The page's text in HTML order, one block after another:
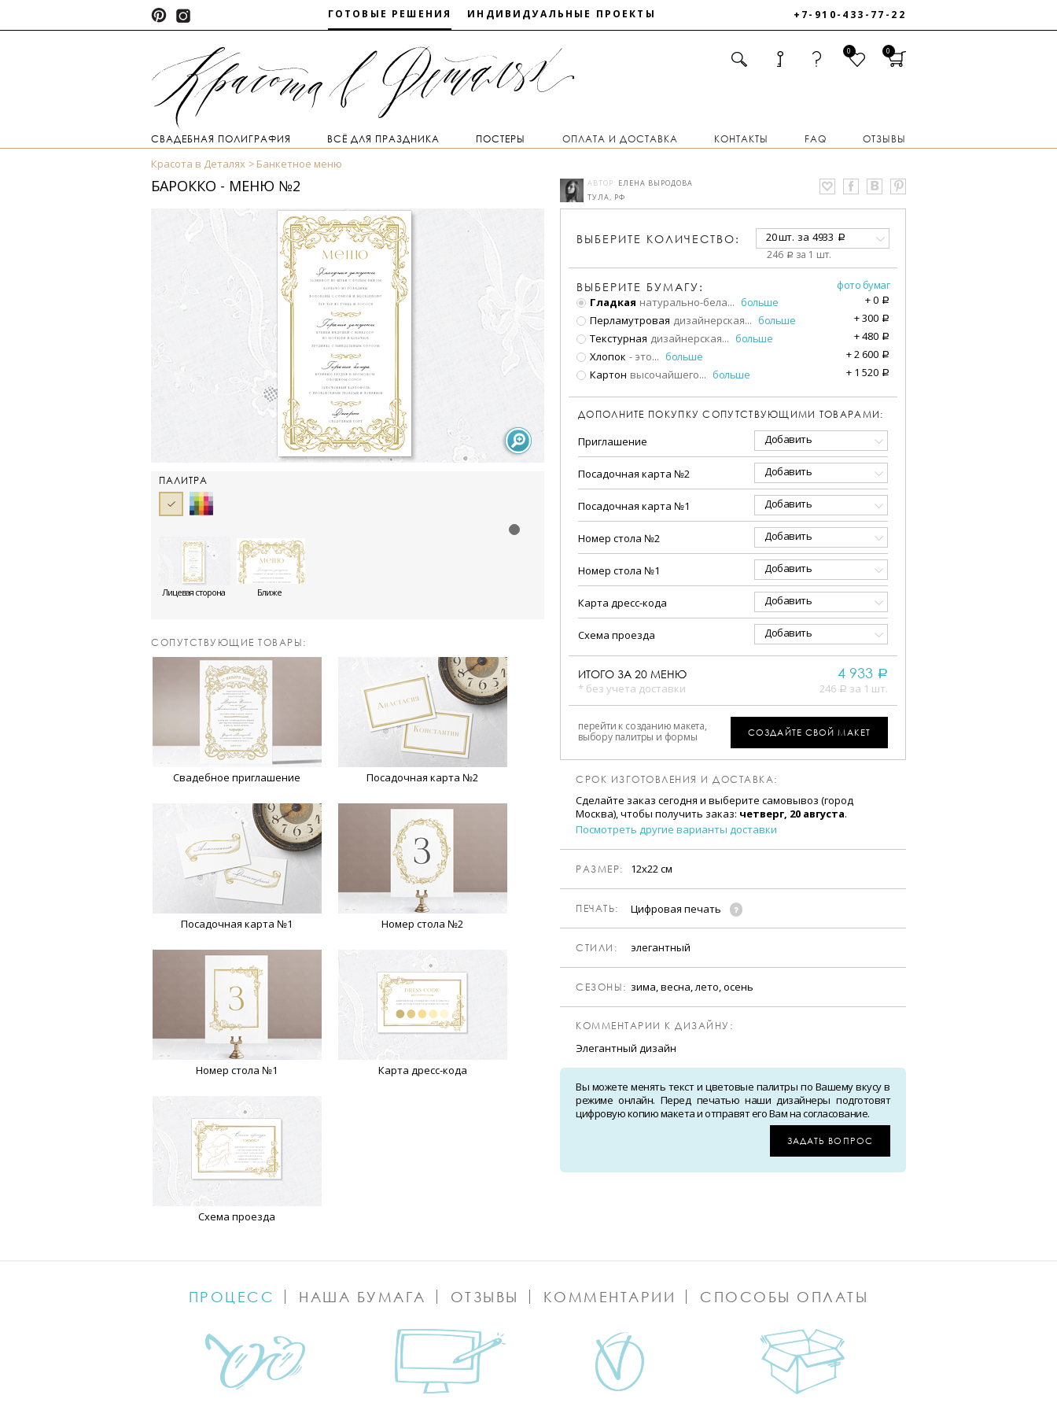
ГОТОВЫЕ РЕШЕНИЯ ИНДИВИДУАЛЬНЫЕ ПРОЕКТЫ +7-910-433-77-22
0 0
СВАДЕБНАЯ ПОЛИГРАФИЯ ВСЁ ДЛЯ ПРАЗДНИКА ПОСТЕРЫ ОПЛАТА И ДОСТАВКА КОНТАКТЫ FAQ ОТЗЫВЫ
Красота в Деталях Банкетное меню
БАРОККО - МЕНЮ №2
ПАЛИТРА
Лицевая сторона Ближе
CОПУТСТВУЮЩИЕ ТОВАРЫ:
Свадебное приглашение Посадочная карта №2
Посадочная карта №1 Номер стола №2
Номер стола №1 Карта дресс-кода
Схема проезда
АВТОР: ЕЛЕНА ВЫРОДОВА
ТУЛА, РФ
ВЫБЕРИТЕ КОЛИЧЕСТВО: 20 шт. за 4933 a
246 a за 1 шт.
ВЫБЕРИТЕ БУМАГУ:
фото бумаг
Гладкая натурально-бела... больше +0 a
Перламутровая дизайнерская... больше +300 a
Текстурная дизайнерская... больше +480 a
Хлопок - это... больше +2 600 a
Картон высочайшего... больше + 1 520 a
ДОПОЛНИТЕ ПОКУПКУ СОПУТСТВУЮЩИМИ ТОВАРАМИ:
Приглашение Добавить
Посадочная карта №2 Добавить
Посадочная карта №1 Добавить
Номер стола №2 Добавить
Номер стола №1 Добавить
Карта дресс-кода Добавить
Схема проезда Добавить
ИТОГО ЗА 20 МЕНЮ
* без учета доставки
4 933 a
246 a за 1 шт.
перейти к созданию макета,
выбору палитры и формы
СОЗДАЙТЕ СВОЙ МАКЕТ
СРОК ИЗГОТОВЛЕНИЯ И ДОСТАВКА:
Сделайте заказ сегодня и выберите самовывоз (город
Москва), чтобы получить заказ: четверг, 20 августа.
Посмотреть другие варианты доставки
РАЗМЕР: 12х22 см
ПЕЧАТЬ: Цифровая печать
CТИЛИ: элегантный
CЕЗОНЫ: зима, весна, лето, осень
КОММЕНТАРИИ К ДИЗАЙНУ:
Элегантный дизайн
Вы можете менять текст и цветовые палитры по Вашему вкусу в
режиме онлайн. Перед печатью наши дизайнеры подготовят
цифровую копию макета и отправят его Вам на согласование.
ЗАДАТЬ ВОПРОС
ПРОЦЕСС НАША БУМАГА ОТЗЫВЫ КОММЕНТАРИИ СПОСОБЫ ОПЛАТЫ